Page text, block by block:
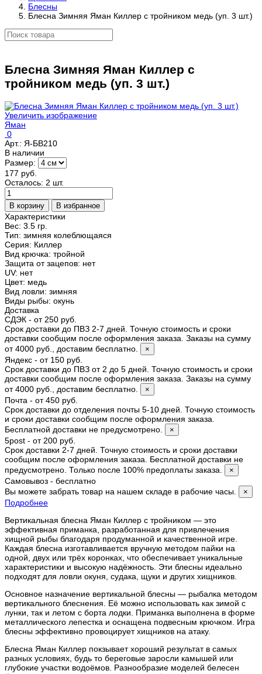
Блесны
Блесна Зимняя Яман Киллер с тройником медь (уп. 3 шт.)
Блесна Зимняя Яман Киллер с
тройником медь (уп. 3 шт.)
Увеличить изображение
Яман
0
Арт.: Я-БВ210
В наличии
Размер:
177 руб.
Осталось: 2 шт.
Характеристики
Вес: 3.5 гр.
Тип: зимняя колеблющаяся
Серия: Киллер
Вид крючка: тройной
Защита от зацепов: нет
UV: нет
Цвет: медь
Вид ловли: зимняя
Виды рыбы: окунь
Доставка
СДЭК - от 250 руб.
Срок доставки до ПВЗ 2-7 дней. Точную стоимость и сроки
доставки сообщим после оформления заказа. Заказы на сумму
от 4000 руб., доставим бесплатно.
×
Яндекс - от 150 руб.
Срок доставки до ПВЗ от 2 до 5 дней. Точную стоимость и сроки
доставки сообщим после оформления заказа. Заказы на сумму
от 4000 руб., доставим бесплатно.
×
Почта - от 450 руб.
Срок доставки до отделения почты 5-10 дней. Точную стоимость
и сроки доставки сообщим после оформления заказа.
Бесплатной доставки не предусмотрено.
×
5post - от 200 руб.
Срок доставки 2-7 дней. Точную стоимость и сроки доставки
сообщим после оформления заказа. Бесплатной доставки не
предусмотрено. Только после 100% предоплаты заказа.
×
Самовывоз - бесплатно
Вы можете забрать товар на нашем складе в рабочие часы.
×
Подробнее
Вертикальная блесна Яман Киллер с тройником — это
эффективная приманка, разработанная для привлечения
хищной рыбы благодаря продуманной и качественной игре.
Каждая блесна изготавливается вручную методом пайки на
одной, двух или трёх коронках, что обеспечивает уникальные
характеристики и высокую надёжность. Эти блесны идеально
подходят для ловли окуня, судака, щуки и других хищников.
Основное назначение вертикальной блесны — рыбалка методом
вертикального блеснения. Её можно использовать как зимой с
лунки, так и летом с борта лодки. Приманка выполнена в форме
металлического лепестка и оснащена подвесным крючком. Игра
блесны эффективно провоцирует хищников на атаку.
Блесна Яман Киллер покзывает хороший результат в самых
разных условиях, будь то береговые заросли камышей или
глубокие участки водоёмов. Разнообразие моделей белесен